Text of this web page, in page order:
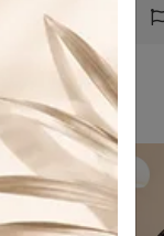
Telefonla Sipariş